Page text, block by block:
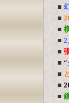
■
■
■
■ 2
■
■ “
■
■
■